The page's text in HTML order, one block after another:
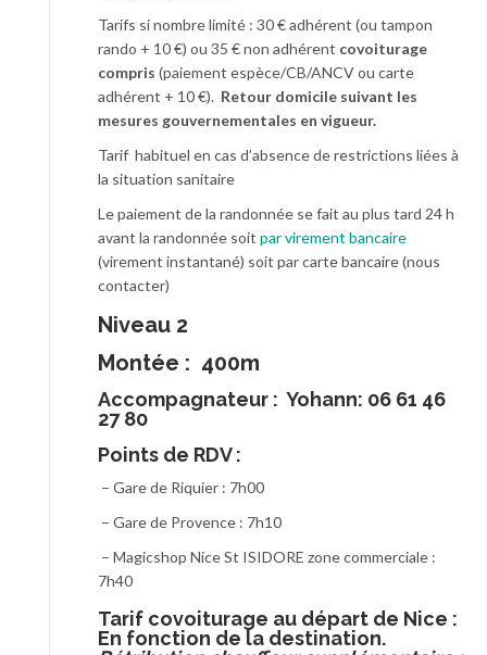
Tarifs si nombre limité : 30 € adhérent (ou tampon
rando + 10 €) ou 35 € non adhérent covoiturage
compris (paiement espèce/CB/ANCV ou carte
adhérent + 10 €). Retour domicile suivant les
mesures gouvernementales en vigueur.
Tarif habituel en cas d’absence de restrictions liées à
la situation sanitaire
Le paiement de la randonnée se fait au plus tard 24 h
avant la randonnée soit par virement bancaire
(virement instantané) soit par carte bancaire (nous
contacter)
Niveau 2
Montée : 400m
Accompagnateur : Yohann: 06 61 46
27 80
Points de RDV :
– Gare de Riquier : 7h00
– Gare de Provence : 7h10
– Magicshop Nice St ISIDORE zone commerciale :
7h40
Tarif covoiturage au départ de Nice :
En fonction de la destination.